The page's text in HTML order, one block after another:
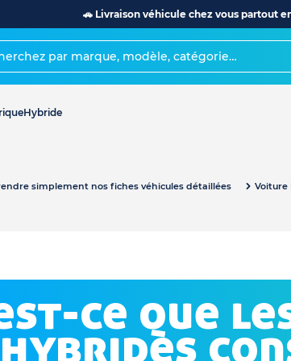
🚗 Livraison véhicule chez vous partout
Hybride
simplement nos fiches véhicules détaillées
Voiture
ce que
hybrides